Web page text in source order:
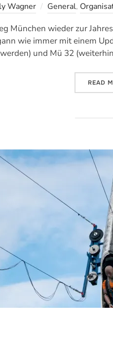
Wagner General,
München wieder zur
wie immer mit einem
und Mü 32
READ